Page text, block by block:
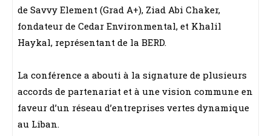
de Savvy Element (Grad A+), Ziad Abi Chaker,
fondateur de Cedar Environmental, et Khalil
Haykal, représentant de la BERD.
La conférence a abouti à la signature de plusieurs
accords de partenariat et à une vision commune en
faveur d’un réseau d’entreprises vertes dynamique
au Liban.